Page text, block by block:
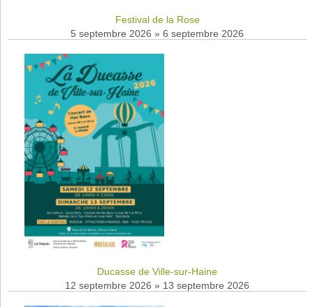
Festival de la Rose
5 septembre 2026 » 6 septembre 2026
Ducasse de Ville-sur-Haine
12 septembre 2026 » 13 septembre 2026